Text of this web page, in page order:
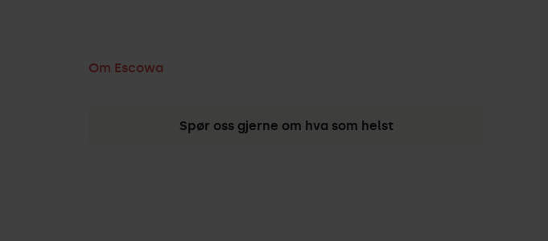
Om Escowa
Spør oss gjerne om hva som helst